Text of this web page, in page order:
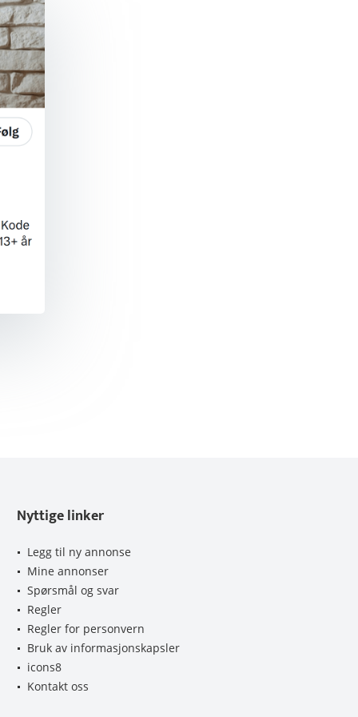
Nyttige linker
Legg til ny annonse
Mine annonser
Spørsmål og svar
Regler
Regler for personvern
Bruk av informasjonskapsler
icons8
Kontakt oss